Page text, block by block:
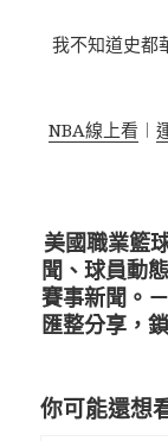
我不知道史都
NBA線上看 ︱
美國職業籃
聞、球員動
賽事新聞。
匯整分享，
你可能還想